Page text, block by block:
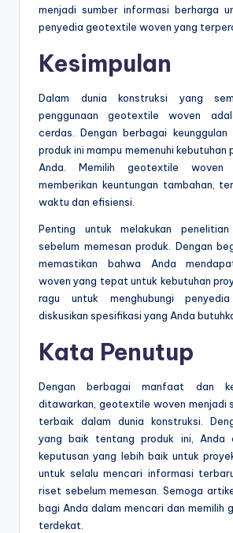
menjadi sumber informasi berharga
penyedia geotextile woven yang
Kesimpulan
Dalam dunia konstruksi yang
penggunaan geotextile woven
cerdas. Dengan berbagai keunggulan
produk ini mampu memenuhi kebutuhan
Anda. Memilih geotextile woven
memberikan keuntungan tambahan,
waktu dan efisiensi.
Penting untuk melakukan
sebelum memesan produk. Dengan
memastikan bahwa Anda
woven yang tepat untuk kebutuhan
ragu untuk menghubungi
diskusikan spesifikasi yang Anda
Kata Penutup
Dengan berbagai manfaat dan
ditawarkan, geotextile woven menjadi
terbaik dalam dunia konstruksi.
yang baik tentang produk ini, Anda
keputusan yang lebih baik untuk
untuk selalu mencari informasi
riset sebelum memesan. Semoga
bagi Anda dalam mencari dan memilih
terdekat.